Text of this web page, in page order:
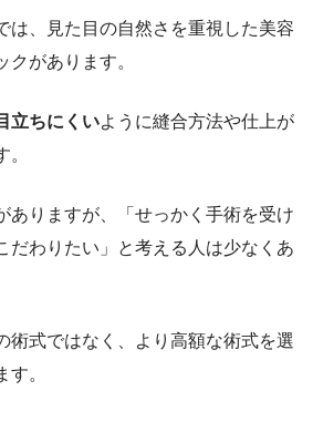
は、見た目の自然さを重視した美容
があります。
立ちにくいように縫合方法や仕上が
ありますが、「せっかく手術を受け
だわりたい」と考える人は少なくあ
術式ではなく、より高額な術式を選
。